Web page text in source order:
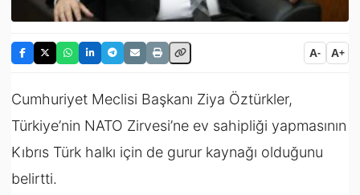
A- A+
Cumhuriyet Meclisi Başkanı Ziya Öztürkler,
Türkiye’nin NATO Zirvesi’ne ev sahipliği yapmasının
Kıbrıs Türk halkı için de gurur kaynağı olduğunu
belirtti.